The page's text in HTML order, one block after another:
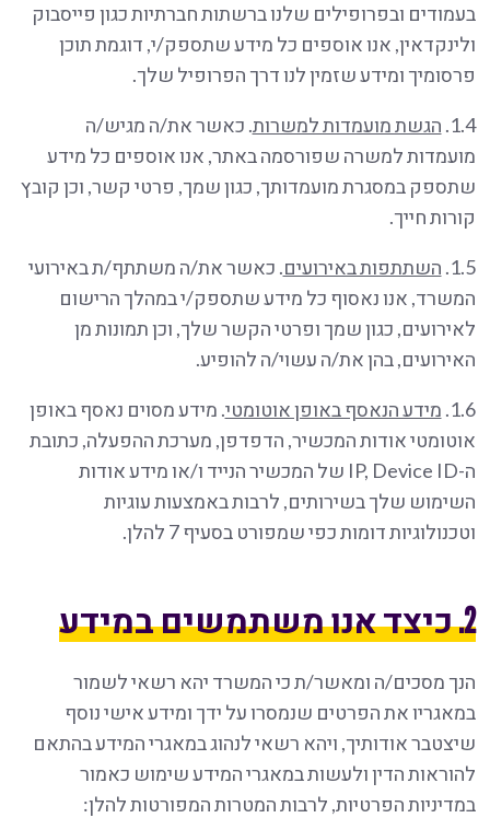
בעמודים ובפרופילים שלנו ברשתות חברתיות כגון פייסבוק
ולינקדאין, אנו אוספים כל מידע שתספק/י, דוגמת תוכן
פרסומיך ומידע שזמין לנו דרך הפרופיל שלך.
1.4. הגשת מועמדות למשרות. כאשר את/ה מגיש/ה
מועמדות למשרה שפורסמה באתר, אנו אוספים כל מידע
שתספק במסגרת מועמדותך, כגון שמך, פרטי קשר, וכן קובץ
קורות חייך.
1.5. השתתפות באירועים. כאשר את/ה משתתף/ת באירועי
המשרד, אנו נאסוף כל מידע שתספק/י במהלך הרישום
לאירועים, כגון שמך ופרטי הקשר שלך, וכן תמונות מן
האירועים, בהן את/ה עשוי/ה להופיע.
1.6. מידע הנאסף באופן אוטומטי. מידע מסוים נאסף באופן
אוטומטי אודות המכשיר, הדפדפן, מערכת ההפעלה, כתובת
ה-IP, Device ID של המכשיר הנייד ו/או מידע אודות
השימוש שלך בשירותים, לרבות באמצעות עוגיות
וטכנולוגיות דומות כפי שמפורט בסעיף 7 להלן.
2. כיצד אנו משתמשים במידע
הנך מסכים/ה ומאשר/ת כי המשרד יהא רשאי לשמור
במאגריו את הפרטים שנמסרו על ידך ומידע אישי נוסף
שיצטבר אודותיך, ויהא רשאי לנהוג במאגרי המידע בהתאם
להוראות הדין ולעשות במאגרי המידע שימוש כאמור
במדיניות הפרטיות, לרבות המטרות המפורטות להלן: